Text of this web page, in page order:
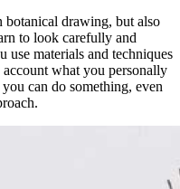
bij!
(met een klik) en
wil geven en er een
te doen op de
botanical drawing, but also
to look carefully and
use materials and techniques
account what you personally
can do something, even